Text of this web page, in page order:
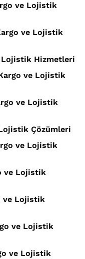
ve Lojistik
ve Lojistik
Lojistik Hizmetleri
ve Lojistik
ve Lojistik
Çözümleri
ve Lojistik
ve Lojistik
ve Lojistik
ve Lojistik
ve Lojistik